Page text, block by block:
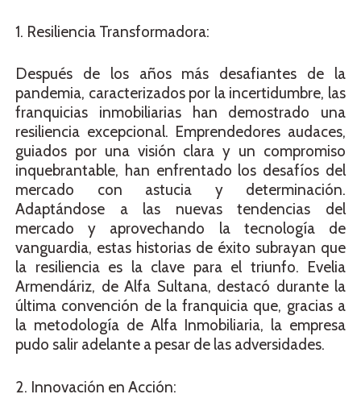
1. Resiliencia Transformadora:
Después de los años más desafiantes de la
pandemia, caracterizados por la incertidumbre, las
franquicias inmobiliarias han demostrado una
resiliencia excepcional. Emprendedores audaces,
guiados por una visión clara y un compromiso
inquebrantable, han enfrentado los desafíos del
mercado con astucia y determinación.
Adaptándose a las nuevas tendencias del
mercado y aprovechando la tecnología de
vanguardia, estas historias de éxito subrayan que
la resiliencia es la clave para el triunfo. Evelia
Armendáriz, de Alfa Sultana, destacó durante la
última convención de la franquicia que, gracias a
la metodología de Alfa Inmobiliaria, la empresa
pudo salir adelante a pesar de las adversidades.
2. Innovación en Acción: